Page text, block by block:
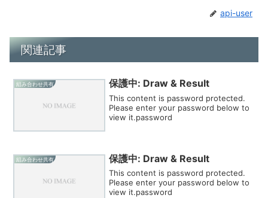
api-user
関連記事
組み合わせ共有 保護中: Draw & Result
This content is password protected.
Please enter your password below to
view it.password
組み合わせ共有 保護中: Draw & Result
This content is password protected.
Please enter your password below to
view it.password